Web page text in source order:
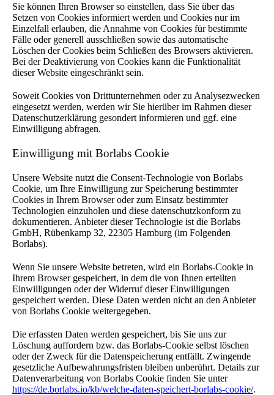
Sie können Ihren Browser so einstellen, dass Sie über das
Setzen von Cookies informiert werden und Cookies nur im
Einzelfall erlauben, die Annahme von Cookies für bestimmte
Fälle oder generell ausschließen sowie das automatische
Löschen der Cookies beim Schließen des Browsers aktivieren.
Bei der Deaktivierung von Cookies kann die Funktionalität
dieser Website eingeschränkt sein.
Soweit Cookies von Drittunternehmen oder zu Analysezwecken
eingesetzt werden, werden wir Sie hierüber im Rahmen dieser
Datenschutzerklärung gesondert informieren und ggf. eine
Einwilligung abfragen.
Einwilligung mit Borlabs Cookie
Unsere Website nutzt die Consent-Technologie von Borlabs
Cookie, um Ihre Einwilligung zur Speicherung bestimmter
Cookies in Ihrem Browser oder zum Einsatz bestimmter
Technologien einzuholen und diese datenschutzkonform zu
dokumentieren. Anbieter dieser Technologie ist die Borlabs
GmbH, Rübenkamp 32, 22305 Hamburg (im Folgenden
Borlabs).
Wenn Sie unsere Website betreten, wird ein Borlabs-Cookie in
Ihrem Browser gespeichert, in dem die von Ihnen erteilten
Einwilligungen oder der Widerruf dieser Einwilligungen
gespeichert werden. Diese Daten werden nicht an den Anbieter
von Borlabs Cookie weitergegeben.
Die erfassten Daten werden gespeichert, bis Sie uns zur
Löschung auffordern bzw. das Borlabs-Cookie selbst löschen
oder der Zweck für die Datenspeicherung entfällt. Zwingende
gesetzliche Aufbewahrungsfristen bleiben unberührt. Details zur
Datenverarbeitung von Borlabs Cookie finden Sie unter
https://de.borlabs.io/kb/welche-daten-speichert-borlabs-cookie/.